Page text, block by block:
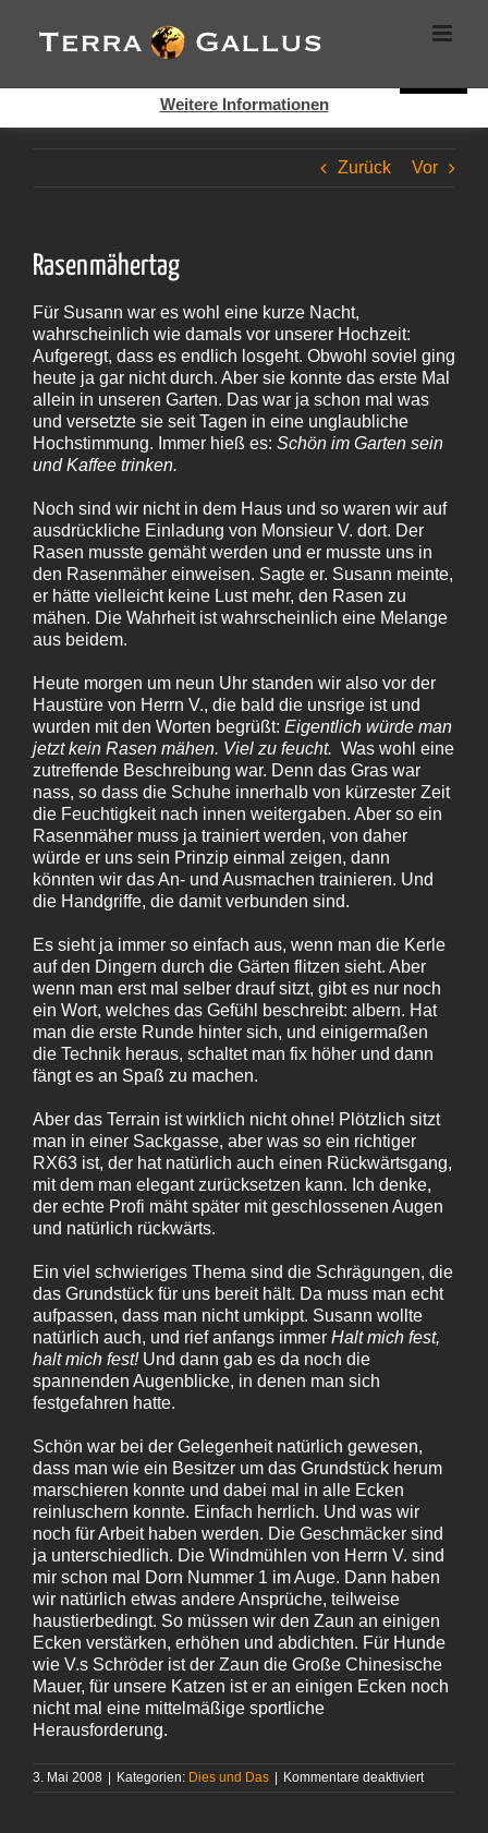
Inhalt
springen
Zurück Vor
Rasenmähertag
Für Susann war es wohl eine kurze Nacht,
wahrscheinlich wie damals vor unserer Hochzeit:
Aufgeregt, dass es endlich losgeht. Obwohl soviel ging
heute ja gar nicht durch. Aber sie konnte das erste Mal
allein in unseren Garten. Das war ja schon mal was
und versetzte sie seit Tagen in eine unglaubliche
Hochstimmung. Immer hieß es: Schön im Garten sein
und Kaffee trinken.
Noch sind wir nicht in dem Haus und so waren wir auf
ausdrückliche Einladung von Monsieur V. dort. Der
Rasen musste gemäht werden und er musste uns in
den Rasenmäher einweisen. Sagte er. Susann meinte,
er hätte vielleicht keine Lust mehr, den Rasen zu
mähen. Die Wahrheit ist wahrscheinlich eine Melange
aus beidem.
Heute morgen um neun Uhr standen wir also vor der
Haustüre von Herrn V., die bald die unsrige ist und
wurden mit den Worten begrüßt: Eigentlich würde man
jetzt kein Rasen mähen. Viel zu feucht. Was wohl eine
zutreffende Beschreibung war. Denn das Gras war
nass, so dass die Schuhe innerhalb von kürzester Zeit
die Feuchtigkeit nach innen weitergaben. Aber so ein
Rasenmäher muss ja trainiert werden, von daher
würde er uns sein Prinzip einmal zeigen, dann
könnten wir das An- und Ausmachen trainieren. Und
die Handgriffe, die damit verbunden sind.
Es sieht ja immer so einfach aus, wenn man die Kerle
auf den Dingern durch die Gärten flitzen sieht. Aber
wenn man erst mal selber drauf sitzt, gibt es nur noch
ein Wort, welches das Gefühl beschreibt: albern. Hat
man die erste Runde hinter sich, und einigermaßen
die Technik heraus, schaltet man fix höher und dann
fängt es an Spaß zu machen.
Aber das Terrain ist wirklich nicht ohne! Plötzlich sitzt
man in einer Sackgasse, aber was so ein richtiger
RX63 ist, der hat natürlich auch einen Rückwärtsgang,
mit dem man elegant zurücksetzen kann. Ich denke,
der echte Profi mäht später mit geschlossenen Augen
und natürlich rückwärts.
Ein viel schwieriges Thema sind die Schrägungen, die
das Grundstück für uns bereit hält. Da muss man echt
aufpassen, dass man nicht umkippt. Susann wollte
natürlich auch, und rief anfangs immer Halt mich fest,
halt mich fest!Und dann gab es da noch die
spannenden Augenblicke, in denen man sich
festgefahren hatte.
Schön war bei der Gelegenheit natürlich gewesen,
dass man wie ein Besitzer um das Grundstück herum
marschieren konnte und dabei mal in alle Ecken
reinluschern konnte. Einfach herrlich. Und was wir
noch für Arbeit haben werden. Die Geschmäcker sind
ja unterschiedlich. Die Windmühlen von Herrn V. sind
mir schon mal Dorn Nummer 1 im Auge. Dann haben
wir natürlich etwas andere Ansprüche, teilweise
haustierbedingt. So müssen wir den Zaun an einigen
Ecken verstärken, erhöhen und abdichten. Für Hunde
wie V.s Schröder ist der Zaun die Große Chinesische
Mauer, für unsere Katzen ist er an einigen Ecken noch
nicht mal eine mittelmäßige sportliche
Herausforderung.
3. Mai 2008 | Kategorien: Dies und Das | Kommentare deaktiviertfür
Cookies helfen auf auf dieser Seite bei der Bereitstellung der
Dienste. Durch die Nutzung dieser Webseite erklären Sie sich
Weitere Informationen